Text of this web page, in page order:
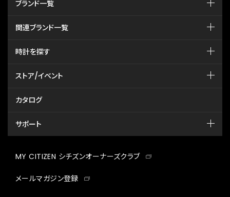
ブランド一覧
関連ブランド一覧
時計を探す
ストア/イベント
カタログ
サポート
MY CITIZEN シチズンオーナーズクラブ
メールマガジン登録